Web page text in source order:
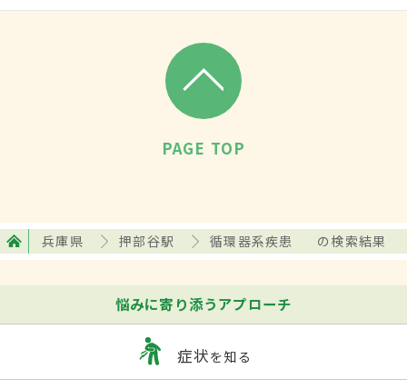
PAGE TOP
兵庫県 押部谷駅 循環器系疾患 の検索結果
悩みに寄り添うアプローチ
症状を知る